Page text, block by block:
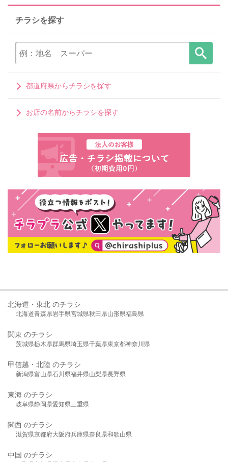
チラシを探す
都道府県からチラシを探す
お店の名前からチラシを探す
北海道・東北 のチラシ
北海道青森県岩手県宮城県秋田県山形県福島県
関東 のチラシ
茨城県栃木県群馬県埼玉県千葉県東京都神奈川県
甲信越・北陸 のチラシ
新潟県富山県石川県福井県山梨県長野県
東海 のチラシ
岐阜県静岡県愛知県三重県
関西 のチラシ
滋賀県京都府大阪府兵庫県奈良県和歌山県
中国 のチラシ